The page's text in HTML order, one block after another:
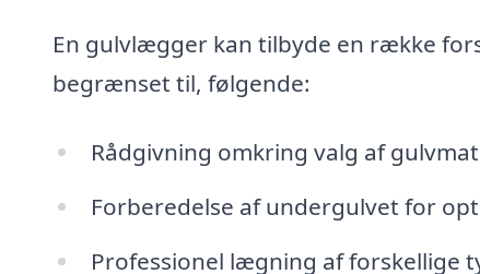
En gulvlægger kan tilbyde en række
begrænset til, følgende:
Rådgivning omkring valg af
Forberedelse af undergulvet for
Professionel lægning af forskellige